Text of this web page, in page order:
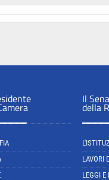
Il
della
LAVORI
LEGGI E